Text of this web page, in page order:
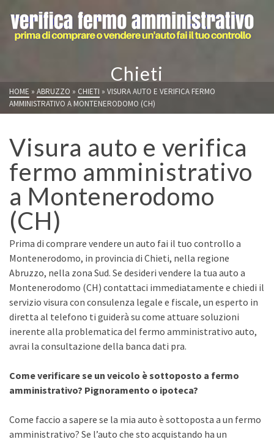
Chieti
HOME » ABRUZZO » CHIETI » VISURA AUTO E VERIFICA FERMO
AMMINISTRATIVO A MONTENERODOMO (CH)
Visura auto e verifica
fermo amministrativo
a Montenerodomo
(CH)
Prima di comprare vendere un auto fai il tuo controllo a
Montenerodomo, in provincia di Chieti, nella regione
Abruzzo, nella zona Sud. Se desideri vendere la tua auto a
Montenerodomo (CH) contattaci immediatamente e chiedi il
servizio visura con consulenza legale e fiscale, un esperto in
diretta al telefono ti guiderà su come attuare soluzioni
inerente alla problematica del fermo amministrativo auto,
avrai la consultazione della banca dati pra.
Come verificare se un veicolo è sottoposto a fermo
amministrativo? Pignoramento o ipoteca?
Come faccio a sapere se la mia auto è sottoposta a un fermo
amministrativo? Se l’auto che sto acquistando ha un